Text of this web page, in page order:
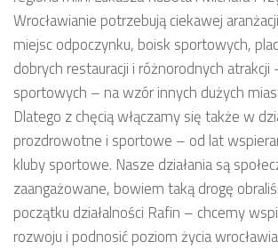
Wrocławianie potrzebują ciekawej
miejsc odpoczynku, boisk sportowych,
dobrych restauracji i różnorodnych
sportowych – na wzór innych dużych
Dlatego z chęcią włączamy się także w
prozdrowotne i sportowe – od lat
kluby sportowe. Nasze działania są
zaangażowane, bowiem taką drogę
początku działalności Rafin – chcemy
rozwoju i podnosić poziom życia